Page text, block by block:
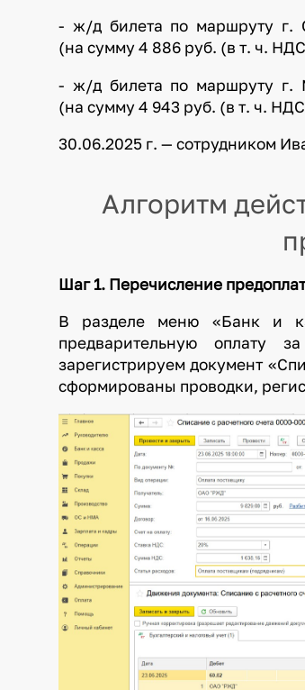
- ж/д билета по маршруту г.
(на сумму 4 886 руб. (в т. ч.
- ж/д билета по маршруту г.
(на сумму 4 943 руб. (в т. ч.
30.06.2025 г. — сотрудником
Алгоритм
Шаг 1. Перечисление
В разделе меню «Банк и
предварительную оплату
зарегистрируем документ
сформированы проводки,